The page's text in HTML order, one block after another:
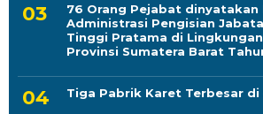
76 Orang Pejabat dinyatakan
Administrasi Pengisian
Tinggi Pratama di
Provinsi Sumatera Barat
Tiga Pabrik Karet Terbesar